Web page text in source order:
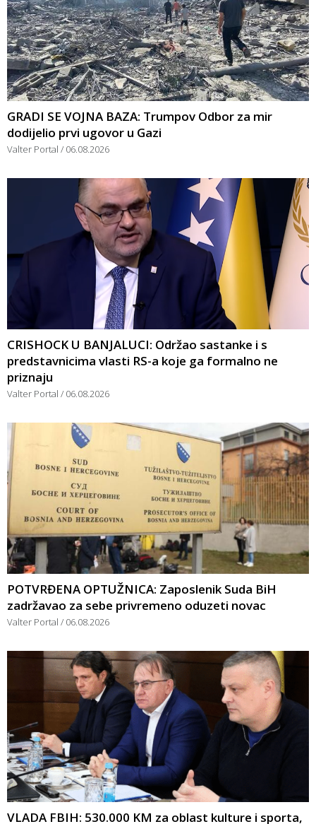
GRADI SE VOJNA BAZA: Trumpov Odbor za mir
dodijelio prvi ugovor u Gazi
Valter Portal 06.08.2026
CRISHOCK U BANJALUCI: Održao sastanke i s
predstavnicima vlasti RS-a koje ga formalno ne
priznaju
Valter Portal 06.08.2026
POTVRĐENA OPTUŽNICA: Zaposlenik Suda BiH
zadržavao za sebe privremeno oduzeti novac
Valter Portal 06.08.2026
VLADA FBIH: 530.000 KM za oblast kulture i sporta,